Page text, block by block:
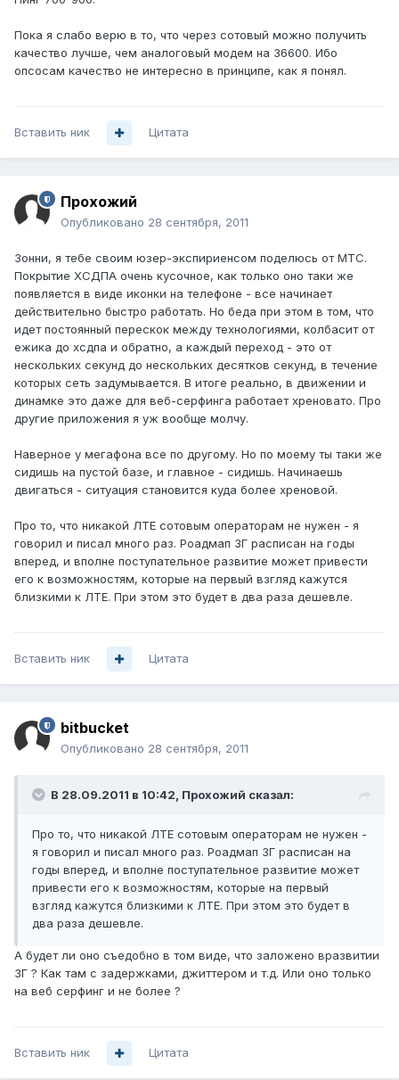
Пока я слабо верю в то, что через сотовый можно получить
качество лучше, чем аналоговый модем на 36600. Ибо
опсосам качество не интересно в принципе, как я понял.
Вставить ник Цитата
Прохожий
Опубликовано 28 сентября, 2011
Зонни, я тебе своим юзер-экспириенсом поделюсь от МТС.
Покрытие ХСДПА очень кусочное, как только оно таки же
появляется в виде иконки на телефоне - все начинает
действительно быстро работать. Но беда при этом в том, что
идет постоянный перескок между технологиями, колбасит от
ежика до хсдпа и обратно, а каждый переход - это от
нескольких секунд до нескольких десятков секунд, в течение
которых сеть задумывается. В итоге реально, в движении и
динамке это даже для веб-серфинга работает хреновато. Про
другие приложения я уж вообще молчу.
Наверное у мегафона все по другому. Но по моему ты таки же
сидишь на пустой базе, и главное - сидишь. Начинаешь
двигаться - ситуация становится куда более хреновой.
Про то, что никакой ЛТЕ сотовым операторам не нужен - я
говорил и писал много раз. Роадмап 3Г расписан на годы
вперед, и вполне поступательное развитие может привести
его к возможностям, которые на первый взгляд кажутся
близкими к ЛТЕ. При этом это будет в два раза дешевле.
Вставить ник Цитата
bitbucket
Опубликовано 28 сентября, 2011
В 28.09.2011 в 10:42, Прохожий сказал:
Про то, что никакой ЛТЕ сотовым операторам не нужен -
я говорил и писал много раз. Роадмап 3Г расписан на
годы вперед, и вполне поступательное развитие может
привести его к возможностям, которые на первый
взгляд кажутся близкими к ЛТЕ. При этом это будет в
два раза дешевле.
А будет ли оно съедобно в том виде, что заложено вразвитии
3Г ? Как там с задержками, джиттером и т.д. Или оно только
на веб серфинг и не более ?
Вставить ник Цитата